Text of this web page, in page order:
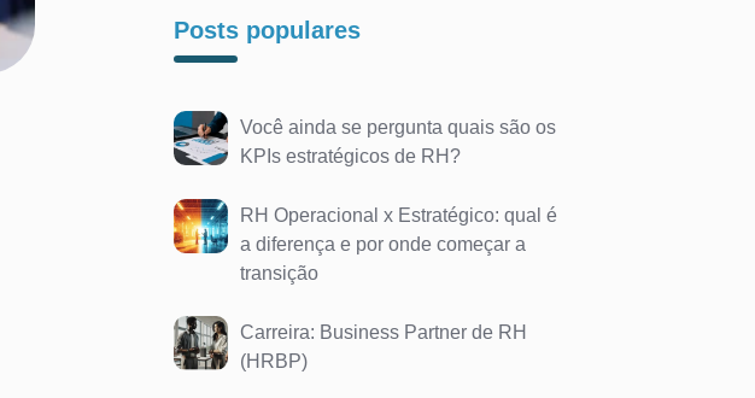
Posts populares
Você ainda se pergunta quais são os
KPIs estratégicos de RH?
RH Operacional x Estratégico: qual é
a diferença e por onde começar a
transição
Carreira: Business Partner de RH
(HRBP)